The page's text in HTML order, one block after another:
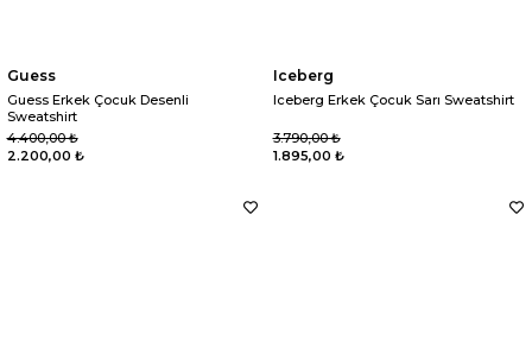
Guess
Guess Erkek Çocuk Desenli
Sweatshirt
2.200,00 ₺
4.400,00 ₺
Iceberg
Iceberg Erkek Çocuk Sarı Sweatshirt
1.895,00 ₺
3.790,00 ₺